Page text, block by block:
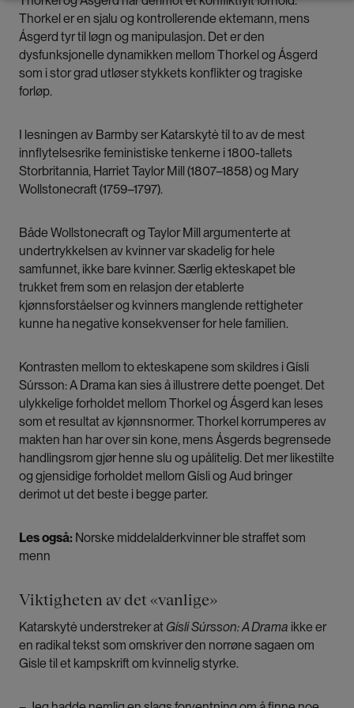
Thorkel er en sjalu og kontrollerende ektemann, mens
Ásgerd tyr til løgn og manipulasjon. Det er den
dysfunksjonelle dynamikken mellom Thorkel og Ásgerd
som i stor grad utløser stykkets konflikter og tragiske
forløp.
I lesningen av Barmby ser Katarskytė til to av de mest
innflytelsesrike feministiske tenkerne i 1800-tallets
Storbritannia, Harriet Taylor Mill (1807–1858) og Mary
Wollstonecraft (1759–1797).
Både Wollstonecraft og Taylor Mill argumenterte at
undertrykkelsen av kvinner var skadelig for hele
samfunnet, ikke bare kvinner. Særlig ekteskapet ble
trukket frem som en relasjon der etablerte
kjønnsforståelser og kvinners manglende rettigheter
kunne ha negative konsekvenser for hele familien.
Kontrasten mellom to ekteskapene som skildres i Gísli
Súrsson: A Drama kan sies å illustrere dette poenget. Det
ulykkelige forholdet mellom Thorkel og Ásgerd kan leses
som et resultat av kjønnsnormer. Thorkel korrumperes av
makten han har over sin kone, mens Ásgerds begrensede
handlingsrom gjør henne slu og upålitelig. Det mer likestilte
og gjensidige forholdet mellom Gísli og Aud bringer
derimot ut det beste i begge parter.
Les også: Norske middelalderkvinner ble straffet som
menn
Viktigheten av det «vanlige»
Katarskytė understreker at Gísli Súrsson: A Drama ikke er
en radikal tekst som omskriver den norrøne sagaen om
Gisle til et kampskrift om kvinnelig styrke.